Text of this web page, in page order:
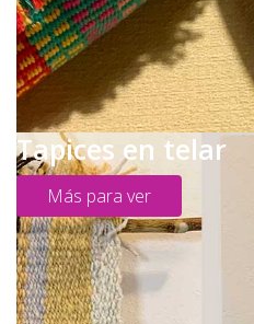
Tapices en telar
Más para ver